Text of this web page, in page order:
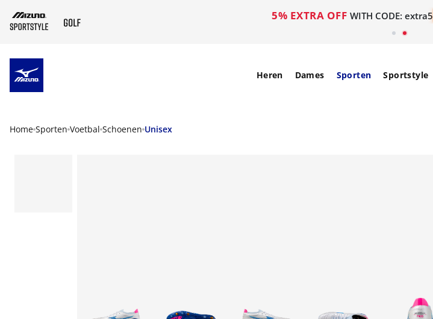
5% EXTRA OFF WITH CODE: extra5
Heren Dames Sporten Sportstyle
Home Sporten Voetbal Schoenen Unisex